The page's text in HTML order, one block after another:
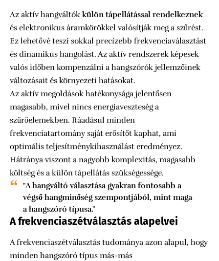
Az aktív hangváltók külön tápellátással rendelkeznek
és elektronikus áramkörökkel valósítják meg a szűrést.
Ez lehetővé teszi sokkal precízebb frekvenciaválasztást
és dinamikus hangolást. Az aktív rendszerek képesek
valós időben kompenzálni a hangszórók jellemzőinek
változásait és környezeti hatásokat.
Az aktív megoldások hatékonysága jelentősen
magasabb, mivel nincs energiaveszteség a
szűrőelemekben. Ráadásul minden
frekvenciatartomány saját erősítőt kaphat, ami
optimális teljesítménykihasználást eredményez.
Hátránya viszont a nagyobb komplexitás, magasabb
költség és a külön tápellátás szükségessége.
"A hangváltó választása gyakran fontosabb a
végső hangminőség szempontjából, mint maga
a hangszóró típusa."
A frekvenciaszétválasztás alapelvei
A frekvenciaszétválasztás tudománya azon alapul, hogy
minden hangszóró típus más-más